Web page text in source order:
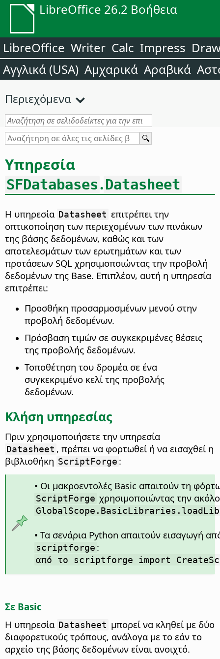
LibreOffice 26.2 Βοήθεια
LibreOffice Writer Calc Impress
Αγγλικά (USA) Αμχαρικά Αραβικά
Περιεχόμενα
Υπηρεσία
SFDatabases.Datasheet
Η υπηρεσία Datasheet επιτρέπει την
οπτικοποίηση των περιεχομένων των πινάκων
της βάσης δεδομένων, καθώς και των
αποτελεσμάτων των ερωτημάτων και των
προτάσεων SQL χρησιμοποιώντας την προβολή
δεδομένων της Base. Επιπλέον, αυτή η υπηρεσία
επιτρέπει:
Προσθήκη προσαρμοσμένων μενού στην
προβολή δεδομένων.
Πρόσβαση τιμών σε συγκεκριμένες θέσεις
της προβολής δεδομένων.
Τοποθέτηση του δρομέα σε ένα
συγκεκριμένο κελί της προβολής
δεδομένων.
Κλήση υπηρεσίας
Πριν χρησιμοποιήσετε την υπηρεσία
Datasheet , πρέπει να φορτωθεί ή να εισαχθεί η
βιβλιοθήκη ScriptForge :
• Οι μακροεντολές Basic απαιτούν τη
ScriptForge χρησιμοποιώντας την
• Τα σενάρια Python απαιτούν εισαγωγή
scriptforge :
από το scriptforge import
Σε Basic
Η υπηρεσία Datasheet μπορεί να κληθεί με δύο
διαφορετικούς τρόπους, ανάλογα με το εάν το
αρχείο της βάσης δεδομένων είναι ανοιχτό.